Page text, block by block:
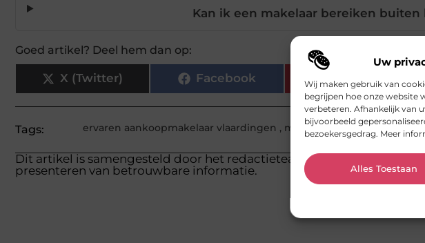
Uw
Wij maken gebruik van
begrijpen hoe onze website
verbeteren. Afhankelijk van
bijvoorbeeld
bezoekersgedrag. Meer
Alles Toestaan
Kan ik een makelaar bereiken buiten
Goed artikel? Deel hem dan op:
X (Twitter) Facebook Pinterest
Tags: ervaren aankoopmakelaar vlaardingen , makelaar,wonen in
Dit artikel is samengesteld door het redactieteam van smoods.nl,
presenteren van betrouwbare informatie.